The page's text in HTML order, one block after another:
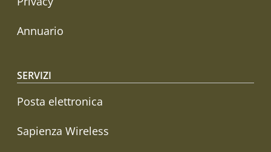
Annuario
SERVIZI
Posta elettronica
Sapienza Wireless